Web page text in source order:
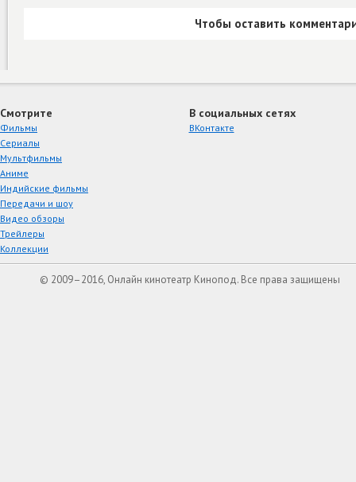
Чтобы оставить
Смотрите
Фильмы
Сериалы
Мультфильмы
Аниме
Индийские фильмы
Передачи и шоу
Видео обзоры
Трейлеры
Коллекции
В социальных сетях
ВКонтакте
© 2009–2016, Онлайн кинотеатр Кинопод. Все права защищены